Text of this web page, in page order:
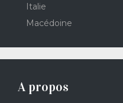
Italie
Macédoine
A propos